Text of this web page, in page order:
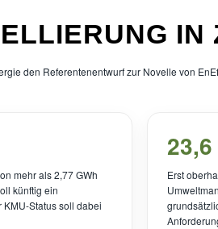
IN
den Referentenentwurf zur Novelle von
mehr als 2,77 GWh
künftig ein
Status soll dabei
Erst